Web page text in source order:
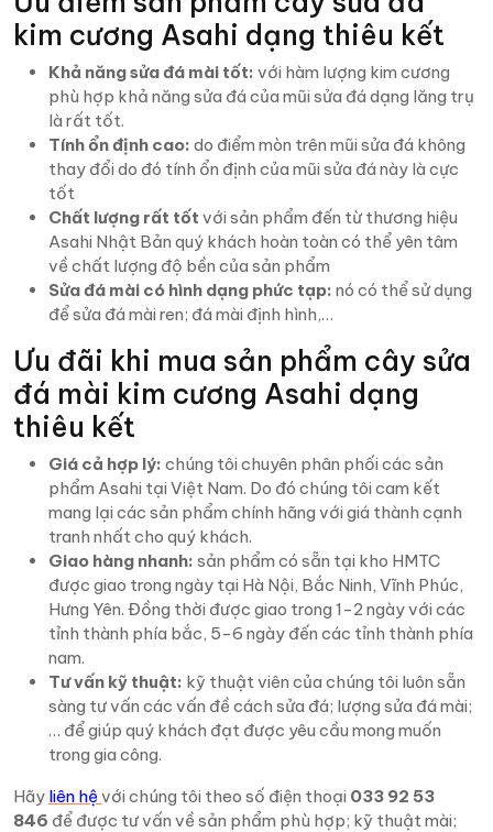
kim cương Asahi dạng thiêu kết
Khả năng sửa đá mài tốt: với hàm lượng kim cương
phù hợp khả năng sửa đá của mũi sửa đá dạng lăng trụ
là rất tốt.
Tính ổn định cao: do điểm mòn trên mũi sửa đá không
thay đổi do đó tính ổn định của mũi sửa đá này là cực
tốt
Chất lượng rất tốt với sản phẩm đến từ thương hiệu
Asahi Nhật Bản quý khách hoàn toàn có thể yên tâm
về chất lượng độ bền của sản phẩm
Sửa đá mài có hình dạng phức tạp: nó có thể sử dụng
để sửa đá mài ren; đá mài định hình,…
Ưu đãi khi mua sản phẩm cây sửa
đá mài kim cương Asahi dạng
thiêu kết
Giá cả hợp lý: chúng tôi chuyên phân phối các sản
phẩm Asahi tại Việt Nam. Do đó chúng tôi cam kết
mang lại các sản phẩm chính hãng với giá thành cạnh
tranh nhất cho quý khách.
Giao hàng nhanh: sản phẩm có sẵn tại kho HMTC
được giao trong ngày tại Hà Nội, Bắc Ninh, Vĩnh Phúc,
Hưng Yên. Đồng thời được giao trong 1-2 ngày với các
tỉnh thành phía bắc, 5-6 ngày đến các tỉnh thành phía
nam.
Tư vấn kỹ thuật: kỹ thuật viên của chúng tôi luôn sẵn
sàng tư vấn các vấn đề cách sửa đá; lượng sửa đá mài;
… để giúp quý khách đạt được yêu cầu mong muốn
trong gia công.
Hãy liên hệvới chúng tôi theo số điện thoại 033 92 53
846 để được tư vấn về sản phẩm phù hợp; kỹ thuật mài;